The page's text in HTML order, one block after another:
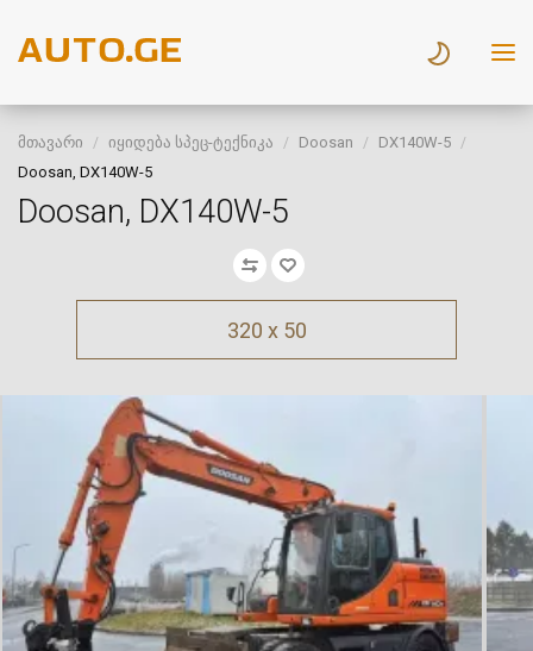
მთავარი იყიდება სპეც-ტექნიკა Doosan
DX140W-5
Doosan, DX140W-5
Doosan, DX140W-5
320 x 50